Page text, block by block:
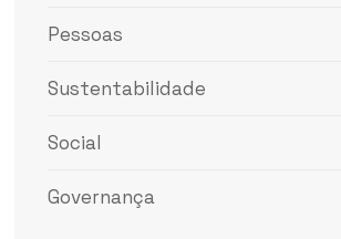
Pessoas
Sustentabilidade
Social
Governança